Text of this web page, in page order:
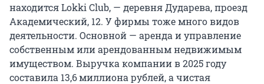
находится Lokki Club, — деревня Дударева, проезд
Академический, 12. У фирмы тоже много видов
деятельности. Основной — аренда и управление
собственным или арендованным недвижимым
имуществом. Выручка компании в 2025 году
составила 13,6 миллиона рублей, а чистая